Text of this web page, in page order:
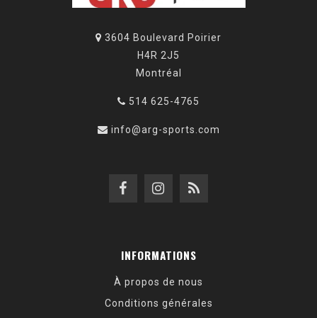
3604 Boulevard Poirier
H4R 2J5
Montréal
514 625-4765
info@arg-sports.com
INFORMATIONS
À propos de nous
Conditions générales